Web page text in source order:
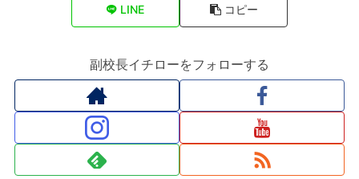
LINE コピー
副校長イチローをフォローする